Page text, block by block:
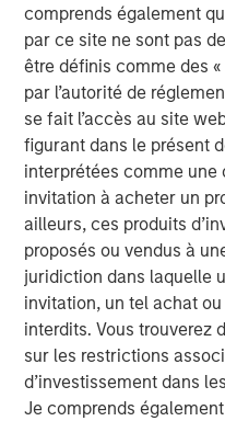
comprends également
par ce site ne sont pas
être définis comme des
par l’autorité de
se fait l’accès au site
figurant dans le présent
interprétées comme une
invitation à acheter un
ailleurs, ces produits
proposés ou vendus à
juridiction dans laquelle
invitation, un tel achat
interdits. Vous trouverez
sur les restrictions
d’investissement dans
Je comprends
What We Are Seeing
As we enter 2026,
point as it adapts to
change in the last 12
how resilient the asset
times. A new dynamic is
economic recovery,
The industry has come
environment over the
supply chain shocks,
financing costs, and
completely extinguished,
paused or reversed, and
a more benign operating